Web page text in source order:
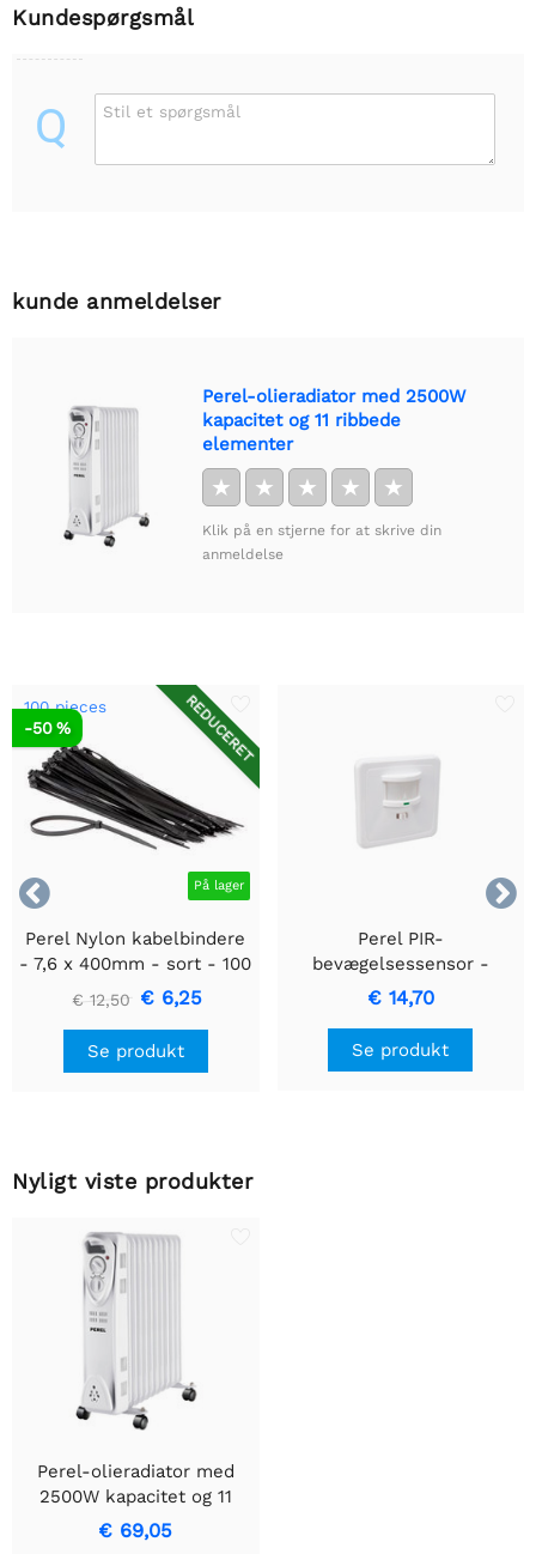
Kundespørgsmål
Q Stil et spørgsmål
kunde anmeldelser
Perel-olieradiator med 2500W
kapacitet og 11 ribbede
elementer
★ ★ ★ ★ ★
Klik på en stjerne for at skrive din
anmeldelse


REDUCERET
100 pieces
På lager
-50 %
Perel Nylon kabelbindere
- 7,6 x 400mm - sort - 100
stk
€ 12,50 € 6,25
Se produkt
Perel PIR-
bevægelsessensor -
Indbygget med
bevægelsesregistrering &
Indbygget design
€ 14,70
Se produkt
Nyligt viste produkter
Perel-olieradiator med
2500W kapacitet og 11
ribbede elementer
€ 69,05